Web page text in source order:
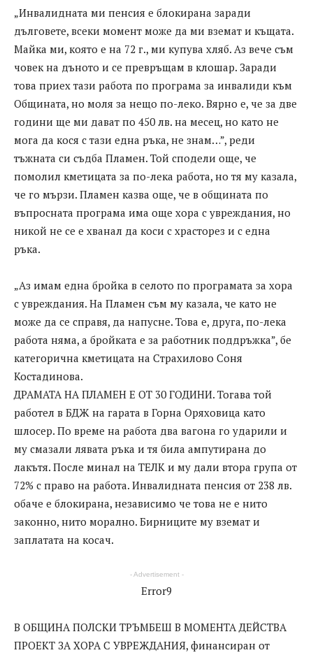
„Инвалидната ми пенсия е блокирана заради
дълговете, всеки момент може да ми вземат и къщата.
Майка ми, която е на 72 г., ми купува хляб. Аз вече съм
човек на дъното и се превръщам в клошар. Заради
това приех тази работа по програма за инвалиди към
Общината, но моля за нещо по-леко. Вярно е, че за две
години ще ми дават по 450 лв. на месец, но като не
мога да кося с тази една ръка, не знам…”, реди
тъжната си съдба Пламен. Той сподели още, че
помолил кметицата за по-лека работа, но тя му казала,
че го мързи. Пламен казва още, че в общината по
въпросната програма има още хора с увреждания, но
никой не се е хванал да коси с храсторез и с една
ръка.
„Аз имам една бройка в селото по програмата за хора
с увреждания. На Пламен съм му казала, че като не
може да се справя, да напусне. Това е, друга, по-лека
работа няма, а бройката е за работник поддръжка”, бе
категорична кметицата на Страхилово Соня
Костадинова.
ДРАМАТА НА ПЛАМЕН Е ОТ 30 ГОДИНИ. Тогава той
работел в БДЖ на гарата в Горна Оряховица като
шлосер. По време на работа два вагона го ударили и
му смазали лявата ръка и тя била ампутирана до
лакътя. После минал на ТЕЛК и му дали втора група от
72% с право на работа. Инвалидната пенсия от 238 лв.
обаче е блокирана, независимо че това не е нито
законно, нито морално. Бирниците му вземат и
заплатата на косач.
- Advertisement -
Error9
В ОБЩИНА ПОЛСКИ ТРЪМБЕШ В МОМЕНТА ДЕЙСТВА
ПРОЕКТ ЗА ХОРА С УВРЕЖДАНИЯ, финансиран от